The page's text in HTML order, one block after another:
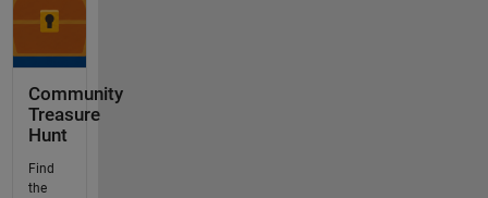
Community
Treasure
Hunt
Find
the